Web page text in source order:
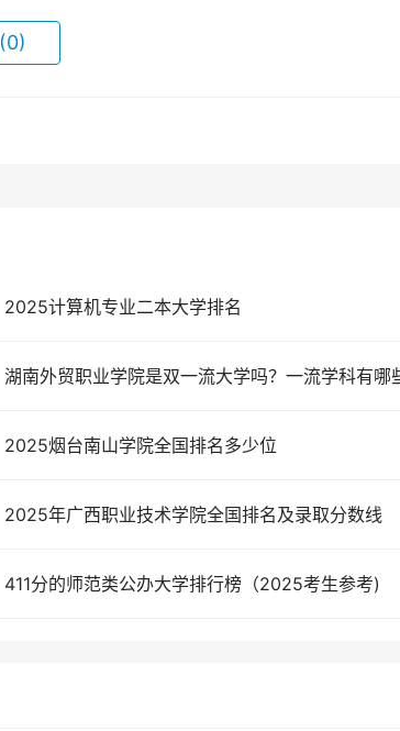
(0)
2025计算机专业二本大学排名
2025烟台南山学院全国排名多少位
2025年广西职业技术学院全国排名及录取分数线
411分的师范类公办大学排行榜（2025考生参考)